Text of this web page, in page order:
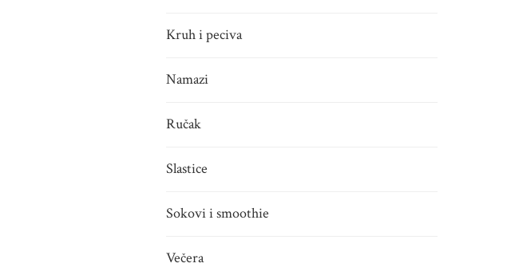
Kruh i peciva
Namazi
Ručak
Slastice
Sokovi i smoothie
Večera